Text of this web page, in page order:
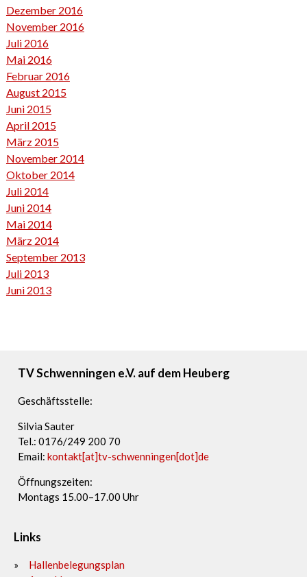
Dezember 2016
November 2016
Juli 2016
Mai 2016
Februar 2016
August 2015
Juni 2015
April 2015
März 2015
November 2014
Oktober 2014
Juli 2014
Juni 2014
Mai 2014
März 2014
September 2013
Juli 2013
Juni 2013
TV Schwenningen e.V. auf dem Heuberg
Geschäftsstelle:
Silvia Sauter
Tel.: 0176/249 200 70
Email: kontakt[at]tv-schwenningen[dot]de
Öffnungszeiten:
Montags 15.00–17.00 Uhr
Links
Hallenbelegungsplan